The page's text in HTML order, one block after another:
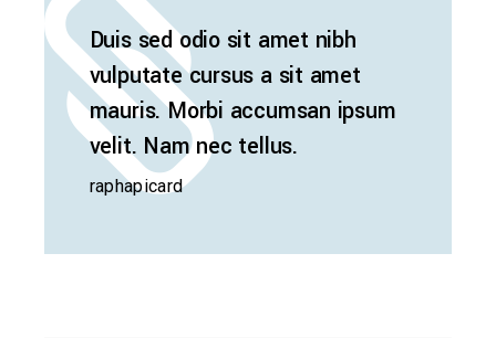
Duis sed odio sit amet nibh
vulputate cursus a sit amet
mauris. Morbi accumsan ipsum
velit. Nam nec tellus.
raphapicard